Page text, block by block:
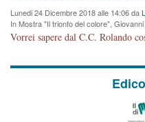
Lunedi 24 Dicembre 2018 alle 14:06 da
In Mostra "Il trionfo del colore",